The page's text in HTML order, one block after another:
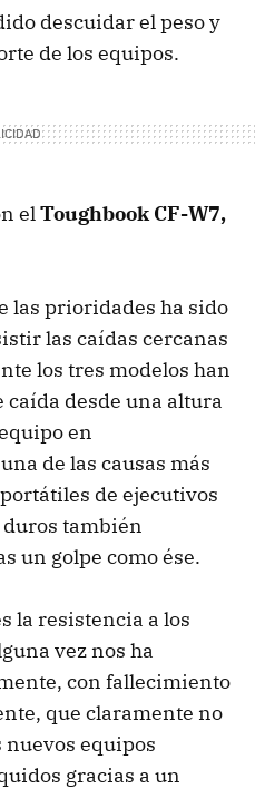
descuidar el peso y
de los equipos.
el Toughbook CF-W7,
las prioridades ha sido
las caídas cercanas
los tres modelos han
caída desde una altura
en
de las causas más
de ejecutivos
duros también
un golpe como ése.
la resistencia a los
vez nos ha
con fallecimiento
que claramente no
nuevos equipos
gracias a un